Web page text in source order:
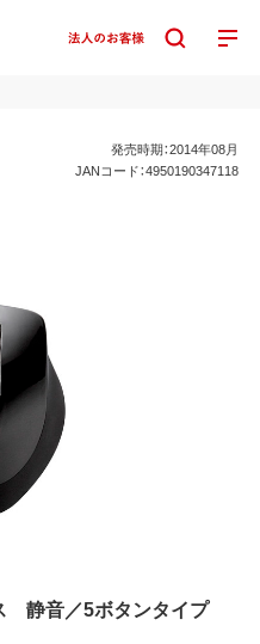
発売時期：2014年08月
JANコード：4950190347118
静音／5ボタンタイプ